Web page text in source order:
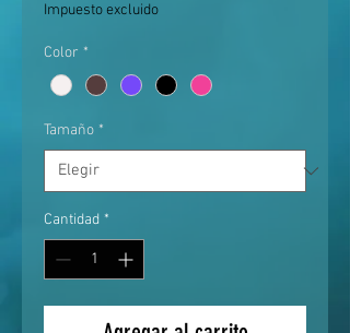
Impuesto excluido
Color *
Tamaño *
Cantidad *